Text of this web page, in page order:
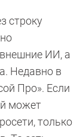
строку
ИИ, а
Недавно в
Про». Если
может
только